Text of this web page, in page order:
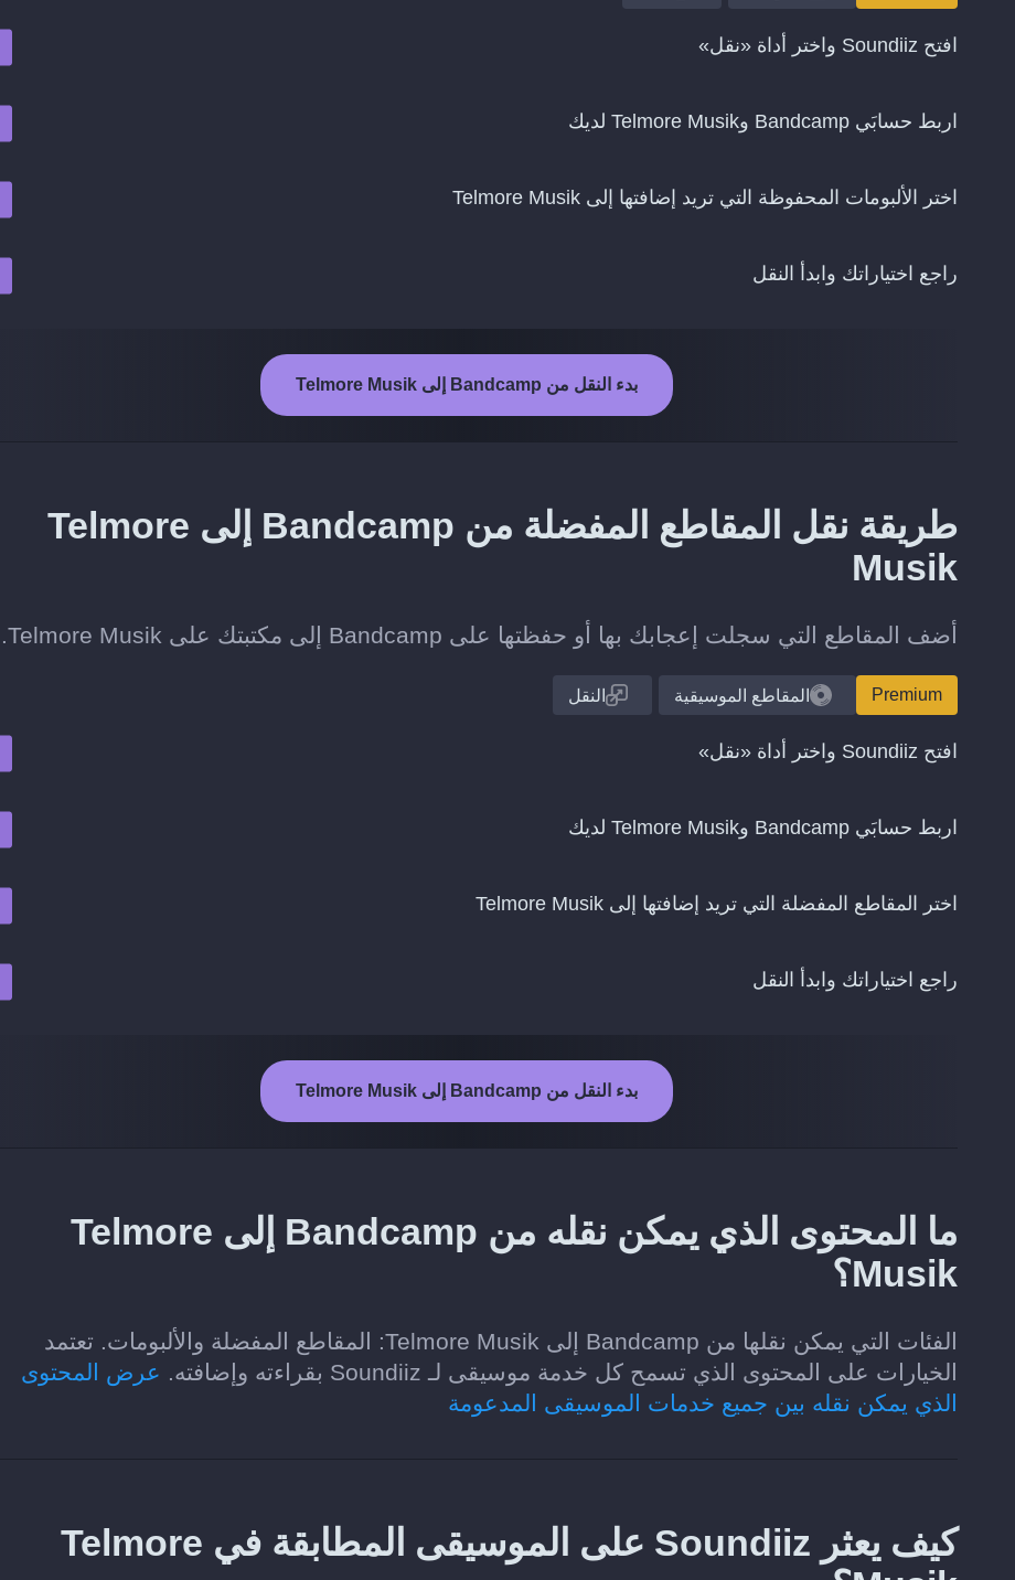
افتح Soundiiz واختر أداة «نقل»
اربط حسابَي Bandcamp وTelmore Musik لديك
اختر الألبومات المحفوظة التي تريد إضافتها إلى Telmore Musik
راجع اختياراتك وابدأ النقل
بدء النقل من Bandcamp إلى Telmore Musik
طريقة نقل المقاطع المفضلة من Bandcamp إلى Telmore
Musik
أضف المقاطع التي سجلت إعجابك بها أو حفظتها على Bandcamp إلى مكتبتك على Telmore Musik.
Premium المقاطع الموسيقية النقل
افتح Soundiiz واختر أداة «نقل»
اربط حسابَي Bandcamp وTelmore Musik لديك
اختر المقاطع المفضلة التي تريد إضافتها إلى Telmore Musik
راجع اختياراتك وابدأ النقل
بدء النقل من Bandcamp إلى Telmore Musik
ما المحتوى الذي يمكن نقله من Bandcamp إلى Telmore
Musik؟
الفئات التي يمكن نقلها من Bandcamp إلى Telmore Musik: المقاطع المفضلة والألبومات. تعتمد
الخيارات على المحتوى الذي تسمح كل خدمة موسيقى لـ Soundiiz بقراءته وإضافته.
عرض المحتوى
الذي يمكن نقله بين جميع خدمات الموسيقى المدعومة
كيف يعثر Soundiiz على الموسيقى المطابقة في Telmore